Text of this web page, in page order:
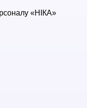
«НІКА»